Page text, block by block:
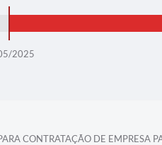
2025
CONTRATAÇÃO DE EMPRESA